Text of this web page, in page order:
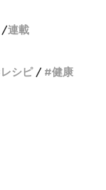
連載
レシピ 健康